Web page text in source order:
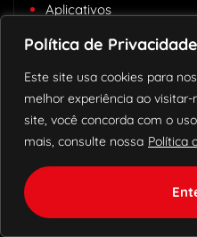
Política de Privacidade
Este site usa cookies para
melhor experiência ao
site, você concorda com o
mais, consulte nossa Política
Aplicativos
Aventura
Aventura
Canais
Comédia
Desenhos
Disney
Drama